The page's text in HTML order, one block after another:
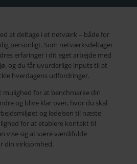
at deltage i et netværk – både for
personligt. Som netværksdeltager
erfaringer i dit eget arbejde med
og du får uvurderlige inputs til at
hverdagens udfordringer.
for at benchmarke din
og blive klar over, hvor du skal
og ledelsen til næste
for at etablere kontakt til
vise sig at være værdifulde
din virksomhed.